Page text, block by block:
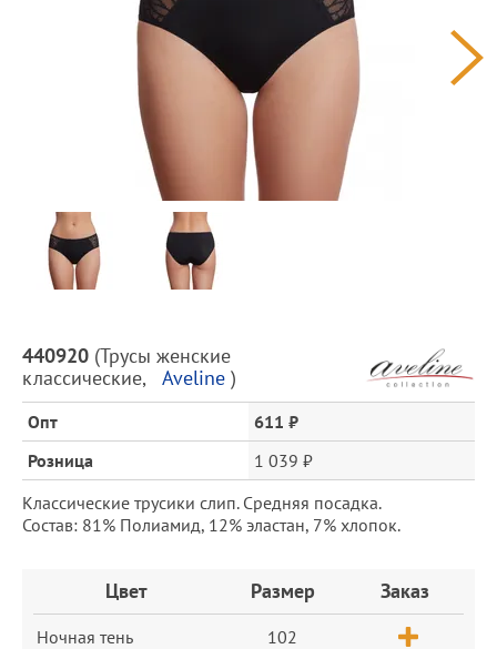
Описание
товара
и
цена
440920 (Трусы женские
классические, Aveline )
Опт
611 ₽
Розница
1 039 ₽
Классические трусики слип. Средняя посадка.
Состав: 81% Полиамид, 12% эластан, 7% хлопок.
Цвет Размер Заказ
Ночная тень 102